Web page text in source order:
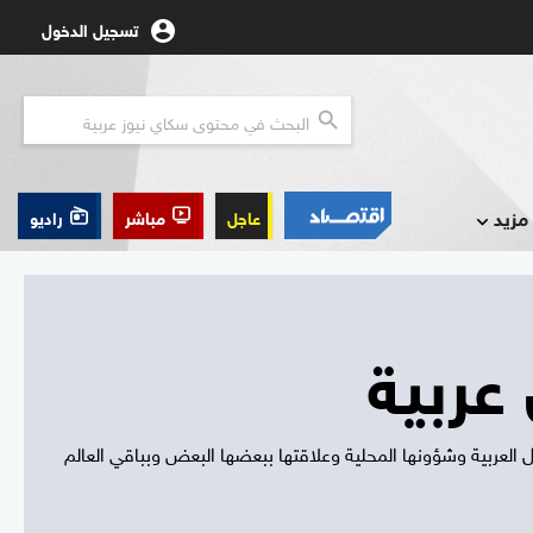
تسجيل الدخول
مزيد عاجل مباشر راديو
العربية وشؤونها المحلية وعلاقتها ببعضها البعض وبباقي العالم